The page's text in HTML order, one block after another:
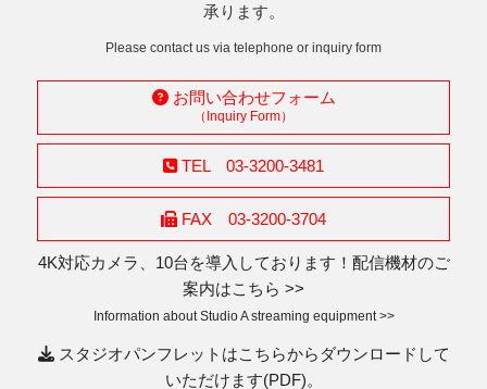
承ります。
Please contact us via telephone or inquiry form
お問い合わせフォーム
（Inquiry Form）
TEL 03-3200-3481
FAX 03-3200-3704
4K対応カメラ、10台を導入しております！配信機材のご
案内はこちら >>
Information about Studio A streaming equipment >>
スタジオパンフレットはこちらからダウンロードして
いただけます(PDF)。